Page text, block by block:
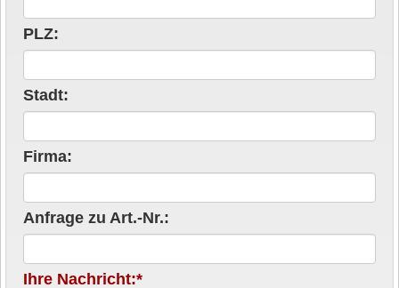
PLZ:
Stadt:
Firma:
Anfrage zu Art.-Nr.:
Ihre Nachricht:*